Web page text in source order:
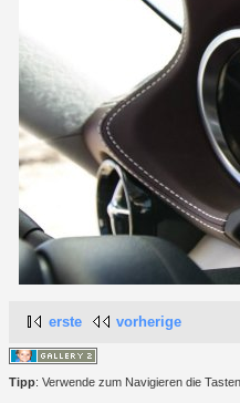
erste vorherige
Tipp: Verwende zum Navigieren die Tasten